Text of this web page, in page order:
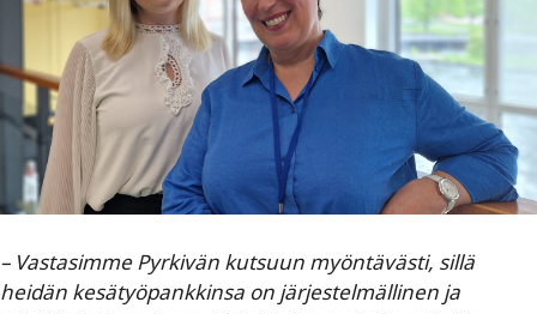
– Vastasimme Pyrkivän kutsuun myöntävästi, sillä
heidän kesätyöpankkinsa on järjestelmällinen ja